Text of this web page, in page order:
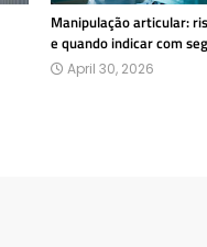
Manipulação articular:
e quando indicar com
April 30, 2026